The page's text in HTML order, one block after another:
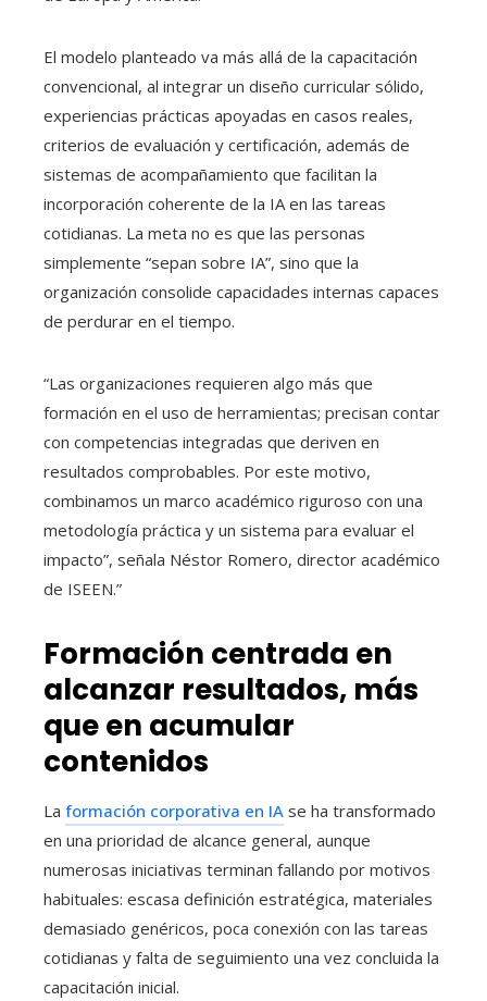
El modelo planteado va más allá de la capacitación
convencional, al integrar un diseño curricular sólido,
experiencias prácticas apoyadas en casos reales,
criterios de evaluación y certificación, además de
sistemas de acompañamiento que facilitan la
incorporación coherente de la IA en las tareas
cotidianas. La meta no es que las personas
simplemente “sepan sobre IA”, sino que la
organización consolide capacidades internas capaces
de perdurar en el tiempo.
“Las organizaciones requieren algo más que
formación en el uso de herramientas; precisan contar
con competencias integradas que deriven en
resultados comprobables. Por este motivo,
combinamos un marco académico riguroso con una
metodología práctica y un sistema para evaluar el
impacto”, señala Néstor Romero, director académico
de ISEEN.”
Formación centrada en
alcanzar resultados, más
que en acumular
contenidos
La formación corporativa en IA se ha transformado
en una prioridad de alcance general, aunque
numerosas iniciativas terminan fallando por motivos
habituales: escasa definición estratégica, materiales
demasiado genéricos, poca conexión con las tareas
cotidianas y falta de seguimiento una vez concluida la
capacitación inicial.